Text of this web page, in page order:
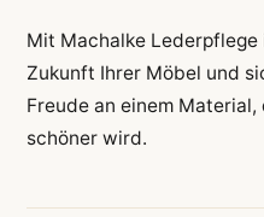
Mit Machalke
Zukunft Ihrer Möbel und
Freude an einem
schöner wird.